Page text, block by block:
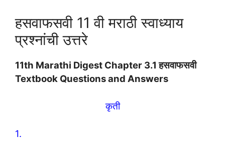
हसवाफसवी 11 वी मराठी स्वाध्याय
प्रश्नांची उत्तरे
11th Marathi Digest Chapter 3.1 हसवाफसवी
Textbook Questions and Answers
कृती
1.